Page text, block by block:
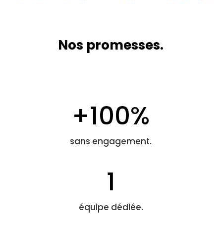
Nos promesses.
+100%
sans engagement.
1
équipe dédiée.